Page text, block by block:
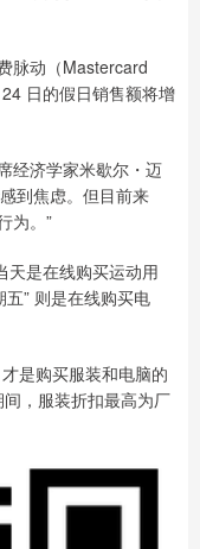
脉动（Mastercard
日的假日销售额将增
经济学家米歇尔・迈
到焦虑。但目前来
为。”
是在线购买运动用
” 则是在线购买电
是购买服装和电脑的
，服装折扣最高为厂